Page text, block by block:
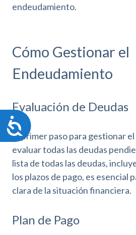
A
e
s
i
i
endeudamiento.
Cómo Gestionar el
Endeudamiento
Evaluación de Deudas
El primer paso para gestionar
evaluar todas las deudas
lista de todas las deudas,
los plazos de pago, es esencial
clara de la situación financiera.
Plan de Pago